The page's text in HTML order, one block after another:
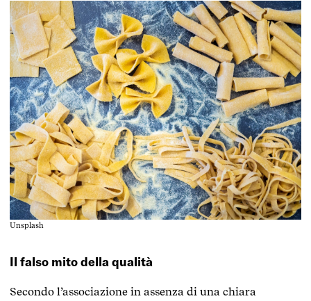
Unsplash
Il falso mito della qualità
Secondo l’associazione in assenza di una chiara